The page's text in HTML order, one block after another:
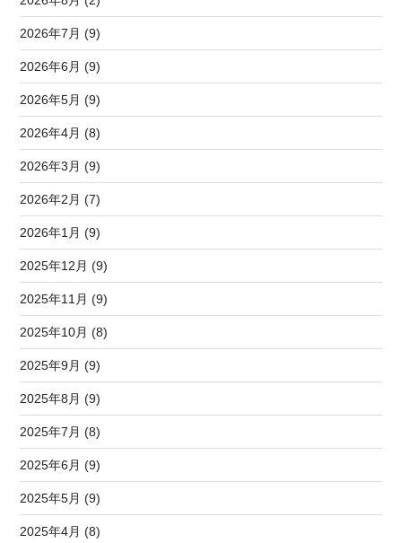
2026年7月 (9)
2026年6月 (9)
2026年5月 (9)
2026年4月 (8)
2026年3月 (9)
2026年2月 (7)
2026年1月 (9)
2025年12月 (9)
2025年11月 (9)
2025年10月 (8)
2025年9月 (9)
2025年8月 (9)
2025年7月 (8)
2025年6月 (9)
2025年5月 (9)
2025年4月 (8)